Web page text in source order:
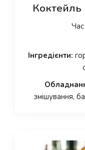
Інгредієнти:
змішування,